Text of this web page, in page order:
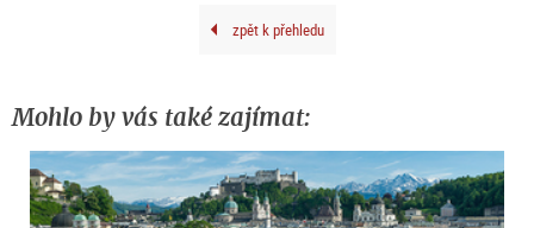
zpět k přehledu
Mohlo by vás také zajímat: